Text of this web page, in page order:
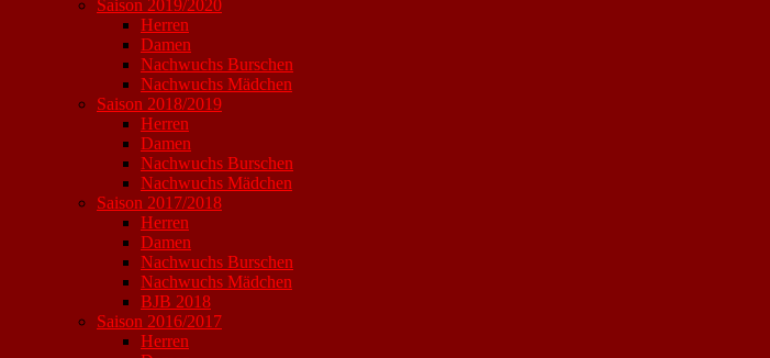
Saison 2019/2020
Herren
Damen
Nachwuchs Burschen
Nachwuchs Mädchen
Saison 2018/2019
Herren
Damen
Nachwuchs Burschen
Nachwuchs Mädchen
Saison 2017/2018
Herren
Damen
Nachwuchs Burschen
Nachwuchs Mädchen
BJB 2018
Saison 2016/2017
Herren